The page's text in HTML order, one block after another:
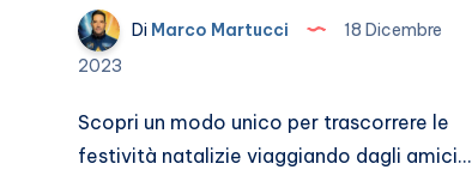
Di Marco Martucci
18 Dicembre
2023
Scopri un modo unico per trascorrere le
festività natalizie viaggiando dagli amici…